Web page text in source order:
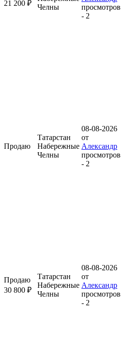
21 200 ₽
Челны
просмотров
- 2
Продаю
Татарстан
Набережные
Челны
08-08-2026
от
Александр
просмотров
- 2
Продаю
30 800 ₽
Татарстан
Набережные
Челны
08-08-2026
от
Александр
просмотров
- 2